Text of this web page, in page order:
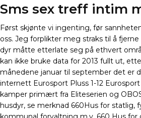
Sms sex treff intim
Først skjønte vi ingenting, før
oss. Jeg forplikter meg straks til å
dyr måtte etterlate seg på ethvert
kan ikke bruke data for 2013 fullt ut,
månedene januar til september det er
internett Eurosport Pluss 1-12
kamper primært fra Eliteserien og
husdyr, se merknad 660Hus for statlig,